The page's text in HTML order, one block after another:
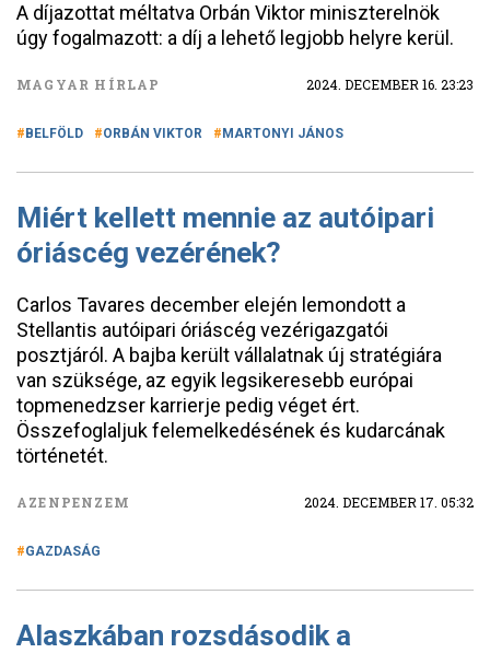
A díjazottat méltatva Orbán Viktor miniszterelnök
úgy fogalmazott: a díj a lehető legjobb helyre kerül.
MAGYAR HÍRLAP 2024. DECEMBER 16. 23:23
BELFÖLD ORBÁN VIKTOR MARTONYI JÁNOS
Miért kellett mennie az autóipari
óriáscég vezérének?
Carlos Tavares december elején lemondott a
Stellantis autóipari óriáscég vezérigazgatói
posztjáról. A bajba került vállalatnak új stratégiára
van szüksége, az egyik legsikeresebb európai
topmenedzser karrierje pedig véget ért.
Összefoglaljuk felemelkedésének és kudarcának
történetét.
AZENPENZEM 2024. DECEMBER 17. 05:32
GAZDASÁG
Alaszkában rozsdásodik a